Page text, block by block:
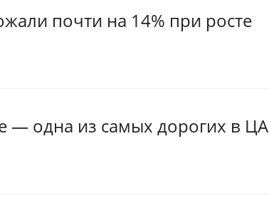
почти на 14% при росте
— одна из самых дорогих в ЦА